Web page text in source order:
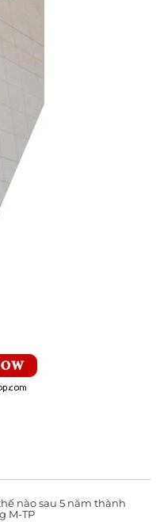
nào sau 5 năm thành
M-TP